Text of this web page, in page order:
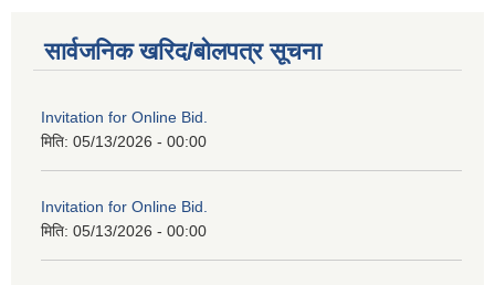
सार्वजनिक खरिद/बोलपत्र सूचना
Invitation for Online Bid.
मिति: 05/13/2026 - 00:00
Invitation for Online Bid.
मिति: 05/13/2026 - 00:00